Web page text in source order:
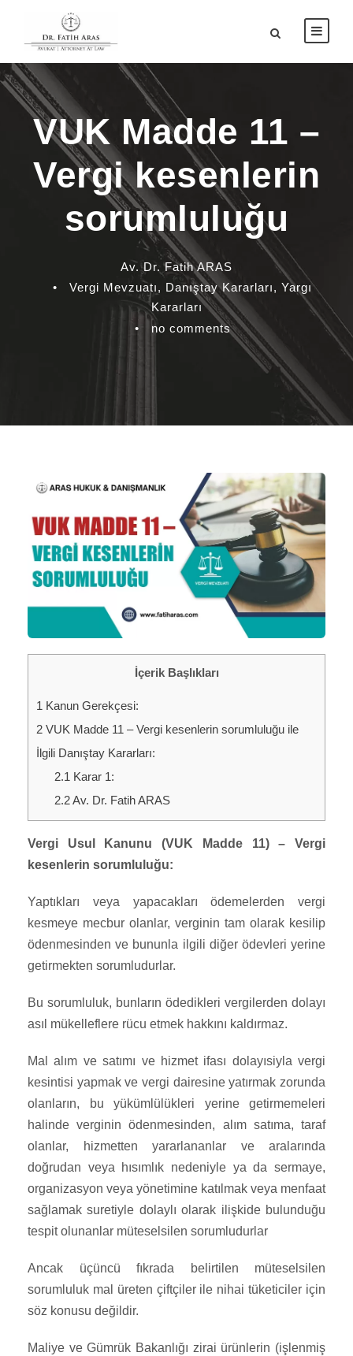
VUK Madde 11 –
Vergi kesenlerin
sorumluluğu
Av. Dr. Fatih ARAS
•
Vergi Mevzuatı, Danıştay Kararları, Yargı
Kararları
•
no comments
İçerik Başlıkları
1 Kanun Gerekçesi:
2 VUK Madde 11 – Vergi kesenlerin sorumluluğu ile
İlgili Danıştay Kararları:
2.1Karar 1:
2.2Av. Dr. Fatih ARAS
Vergi Usul Kanunu (VUK Madde 11) – Vergi
kesenlerin sorumluluğu:
Yaptıkları veya yapacakları ödemelerden vergi
kesmeye mecbur olanlar, verginin tam olarak kesilip
ödenmesinden ve bununla ilgili diğer ödevleri yerine
getirmekten sorumludurlar.
Bu sorumluluk, bunların ödedikleri vergilerden dolayı
asıl mükelleflere rücu etmek hakkını kaldırmaz.
Mal alım ve satımı ve hizmet ifası dolayısiyla vergi
kesintisi yapmak ve vergi dairesine yatırmak zorunda
olanların, bu yükümlülükleri yerine getirmemeleri
halinde verginin ödenmesinden, alım satıma, taraf
olanlar, hizmetten yararlananlar ve aralarında
doğrudan veya hısımlık nedeniyle ya da sermaye,
organizasyon veya yönetimine katılmak veya menfaat
sağlamak suretiyle dolaylı olarak ilişkide bulunduğu
tespit olunanlar müteselsilen sorumludurlar
Ancak üçüncü fıkrada belirtilen müteselsilen
sorumluluk mal üreten çiftçiler ile nihai tüketiciler için
söz konusu değildir.
Maliye ve Gümrük Bakanlığı zirai ürünlerin (işlenmiş